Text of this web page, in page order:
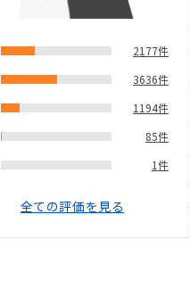
2177件
3636件
1194件
85件
1件
全ての評価を見る